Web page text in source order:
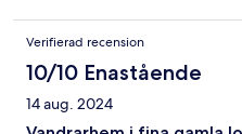
Verifierad recension
10/10 Enastående
14 aug. 2024